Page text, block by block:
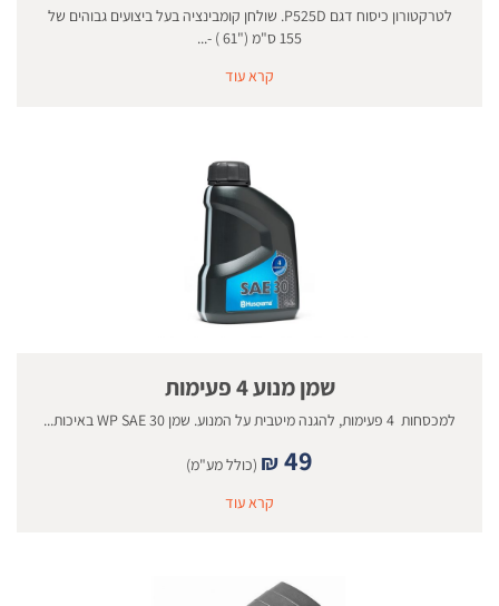
לטרקטורון כיסוח דגם P525D. שולחן קומבינציה בעל ביצועים גבוהים של
155 ס"מ ("61 ) -...
קרא עוד
שמן מנוע 4 פעימות
למכסחות 4 פעימות, להגנה מיטבית על המנוע. שמן WP SAE 30 באיכות...
₪49
(כולל מע"מ)
קרא עוד